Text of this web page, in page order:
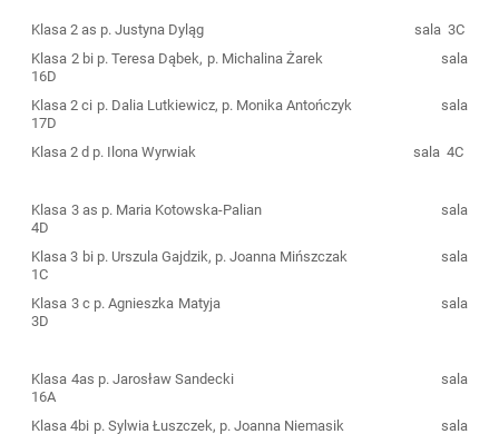
Klasa 2 as p. Justyna Dyląg sala 3C
Klasa 2 bi p. Teresa Dąbek, p. Michalina Żarek
sala
16D
Klasa 2 ci p. Dalia Lutkiewicz, p. Monika Antończyk
sala
17D
Klasa 2 d p. Ilona Wyrwiak sala 4C
Klasa 3 as p. Maria Kotowska-Palian
sala
4D
Klasa 3 bi p. Urszula Gajdzik, p. Joanna Mińszczak
sala
1C
Klasa 3 c p. Agnieszka Matyja
sala
3D
Klasa 4as p. Jarosław Sandecki
sala
16A
Klasa 4bi p. Sylwia Łuszczek, p. Joanna Niemasik
sala